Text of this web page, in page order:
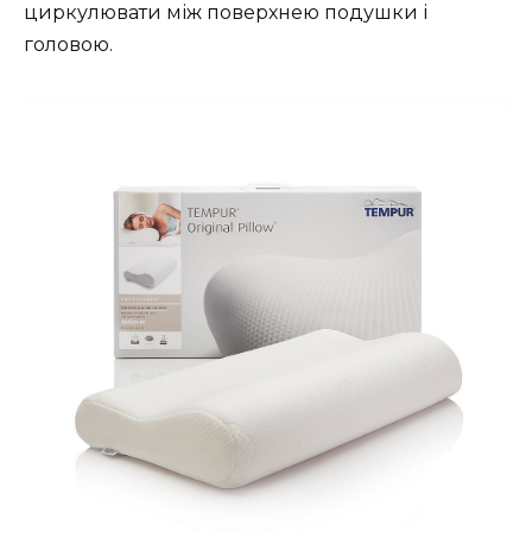
циркулювати між поверхнею подушки і
головою.